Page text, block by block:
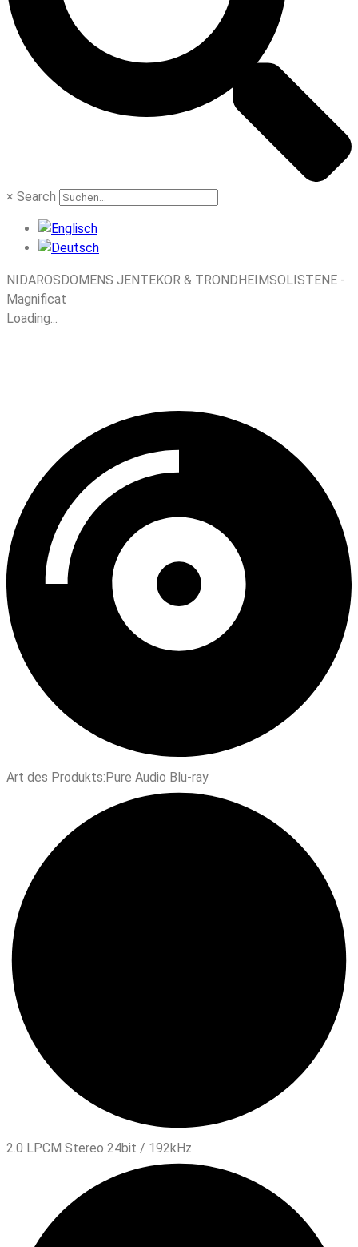
× Search
NIDAROSDOMENS JENTEKOR & TRONDHEIMSOLISTENE -
Magnificat
Loading...
Art des Produkts: Pure Audio Blu-ray
2.0 LPCM Stereo 24bit / 192kHz